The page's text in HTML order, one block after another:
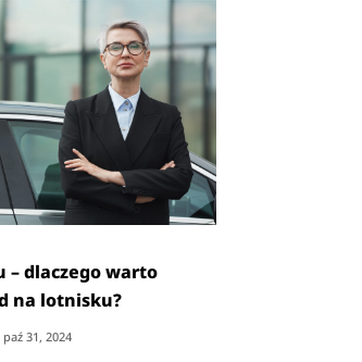
– dlaczego warto
na lotnisku?
paź 31, 2024